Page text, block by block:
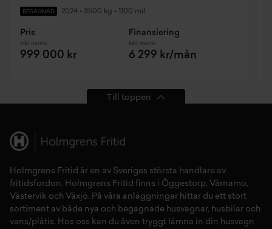
BEGAGNAD 2024 • 3500 kg • 1100 mil
Pris
Inkl. moms
999 000 kr
Finansiering
Inkl. moms
6 299 kr/mån
Till toppen
Holmgrens Fritid är en av Sveriges största handlare av
fritidsfordon . Holmgrens Fritid finns i Öggestorp, Värnamo,
Västervik och Växjö. På våra anläggningar hittar du ett stort
sortiment av både nya och begagnade husvagnar, husbilar och
vans/plåtis. Hos oss kan du även tryggt lämna in din husvagn